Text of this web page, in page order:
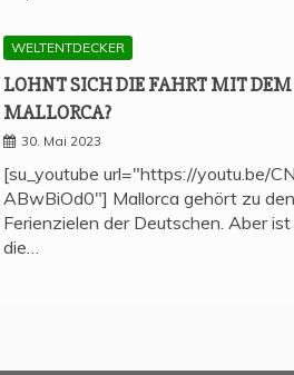
WELTENTDECKER
LOHNT SICH DIE FAHRT MIT
MALLORCA?
30. Mai 2023
[su_youtube url="https://youtu.be/
ABwBiOd0"] Mallorca gehört zu
Ferienzielen der Deutschen. Aber
die…